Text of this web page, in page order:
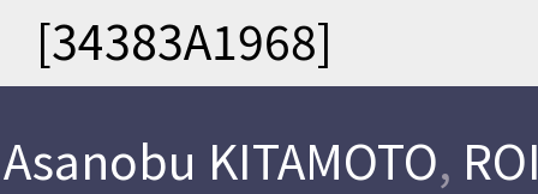
[34383A1968]
Asanobu KITAMOTO,